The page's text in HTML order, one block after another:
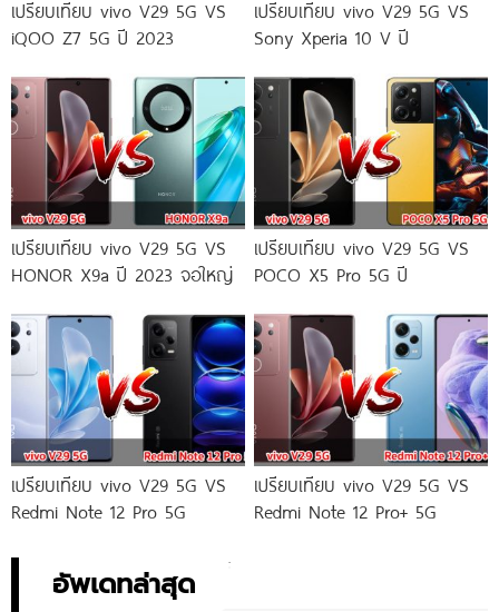
เปรียบเทียบ vivo V29 5G VS
iQOO Z7 5G ปี 2023
เปรียบเทียบ vivo V29 5G VS
Sony Xperia 10 V ปี
เปรียบเทียบ vivo V29 5G VS
HONOR X9a ปี 2023 จอใหญ่
เปรียบเทียบ vivo V29 5G VS
POCO X5 Pro 5G ปี
เปรียบเทียบ vivo V29 5G VS
Redmi Note 12 Pro 5G
เปรียบเทียบ vivo V29 5G VS
Redmi Note 12 Pro+ 5G
อัพเดทล่าสุด